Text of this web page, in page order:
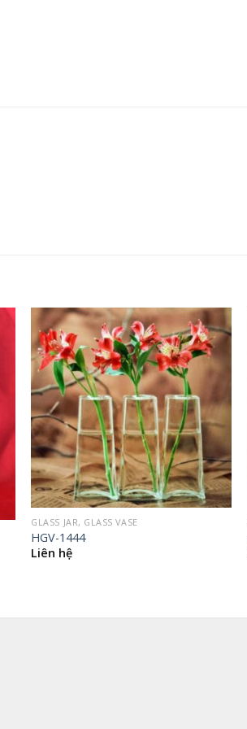
GLASS JAR, GLASS VASE
HGV-1444
Liên hệ